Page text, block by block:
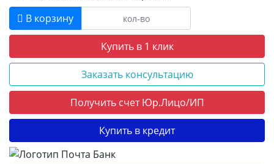
В корзину
Купить в 1 клик
Заказать консультацию
Получить счет Юр.Лицо/ИП
Купить в кредит